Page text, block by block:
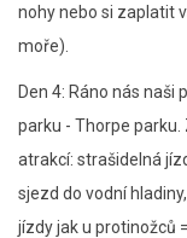
nohy nebo si zaplatit
moře).
Den 4: Ráno nás naši
parku - Thorpe
atrakcí: strašidelná
sjezd do vodní
jízdy jak u protinožců